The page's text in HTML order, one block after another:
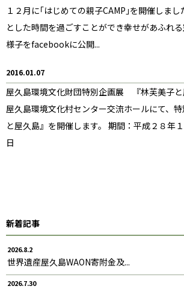
１２月に｢はじめての親子CAMP｣を開催しまし
とした時間を過ごすことができ幸せがあふれ
様子をfacebookに公開...
2016.01.07
屋久島環境文化財団特別企画展 『林芙美子と
屋久島環境文化村センター交流ホールにて、
と屋久島』を開催します。 期間：平成２８年
日
新着記事
2026.8.2
世界遺産屋久島WAON寄附金及...
2026.7.30